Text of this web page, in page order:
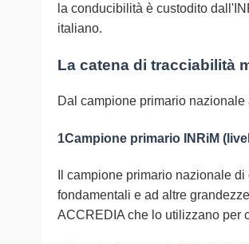
la conducibilità è custodito
italiano.
La catena di tracciabilità
Dal campione primario
1Campione primario INRiM
Il campione primario nazionale
fondamentali e ad altre
ACCREDIA che lo utilizzano per